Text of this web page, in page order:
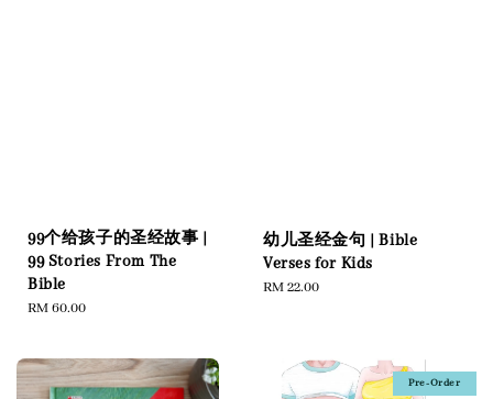
99个给孩子的圣经故事 |
99 Stories From The
Bible
Regular
RM 60.00
幼儿圣经金句 | Bible
Verses for Kids
Regular
RM 22.00
Pre-Order